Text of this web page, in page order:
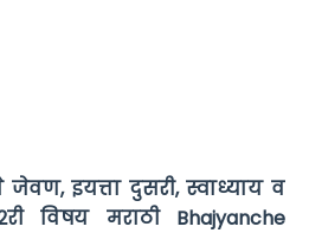
इयत्ता दुसरी, स्वाध्याय व
विषय मराठी Bhajyanche